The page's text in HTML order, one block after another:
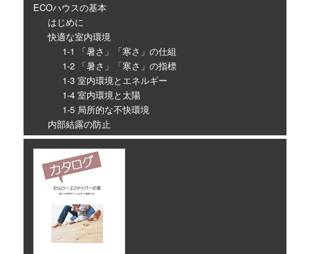
ECOハウスの基本
はじめに
快適な室内環境
1-1 「暑さ」「寒さ」の仕組
1-2 「暑さ」「寒さ」の指標
1-3 室内環境とエネルギー
1-4 室内環境と太陽
1-5 局所的な不快環境
内部結露の防止